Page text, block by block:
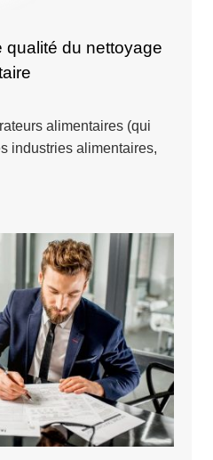
qualité du nettoyage
alimentaires (qui
industries alimentaires,